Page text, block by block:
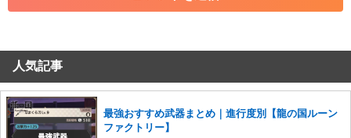
コメントの削除を申請する
せていただきます。ご了承ください。
※一度削除したコメントは復元ができませんのでご注意くだ
さい。
人気記事
最強おすすめ武器まとめ｜進行度別【龍の国ルーン
ファクトリー】